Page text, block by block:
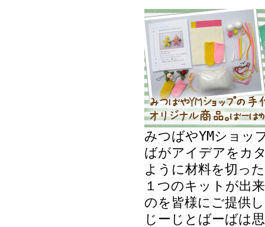
みつばやYMショッ
ばがアイデアをカ
ように材料を切っ
１つのキットが出
のを皆様にご提供
じーじとばーばは